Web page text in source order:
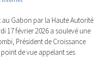
au Gabon par la Haute Autorité
17 février 2026 a soulevé une
Président de Croissance
de vue appelant ses